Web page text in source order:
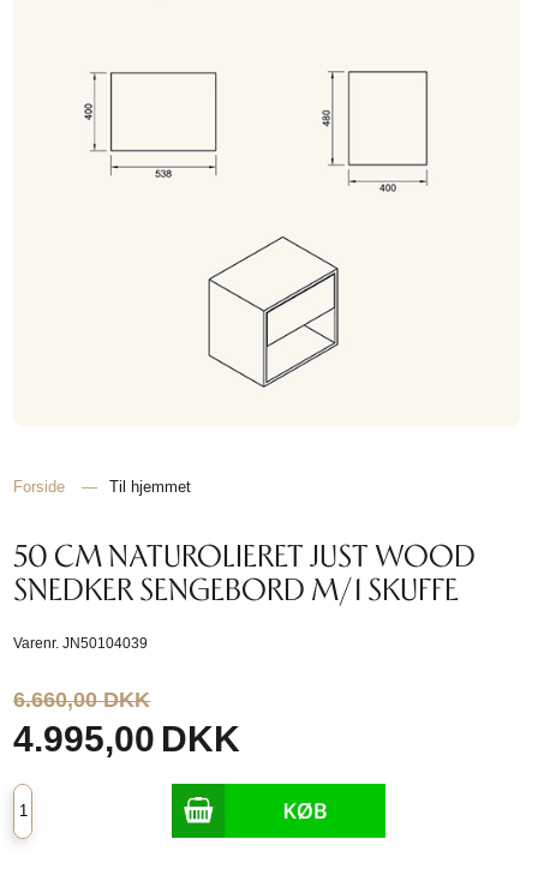
Forside — Til hjemmet
50 CM NATUROLIERET JUST WOOD
SNEDKER SENGEBORD M/1 SKUFFE
Varenr.JN50104039
6.660,00 DKK
4.995,00 DKK